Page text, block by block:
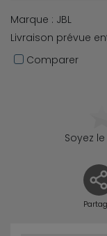
Marque : JBL
Livraison prévue
Comparer
Soyez